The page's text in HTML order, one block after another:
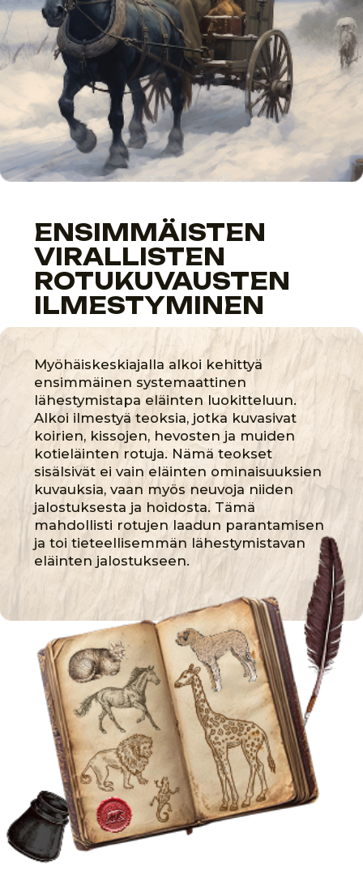
Kissat tulivat myös suosituiksi
lemmikeiksi, erityisesti kaupungeissa,
joissa ne jatkoivat taistelua jyrsijöitä
vastaan. Joissakin kulttuureissa kissoja
pidettiin pyhinä eläiminä, mikä vain lisäsi
niiden viehätystä kodinomistajille. Niiden
symboliikka suojelijoina ja mystisinä
olentoina jatkoi vahvistumistaan, antaen
kissoille erityisen roolin kodeissa.
Myöhäiskeskiaika oli aikakausi, jolloin
suhteet ihmisten ja eläinten välillä
monimutkaistuivat merkittävästi.
Kotieläinten jalostusperinteet, rotujen
luokittelun yritykset ja eläinten kasvava
merkitys lemmikkeinä muodostivat
perustan myöhemmille muutoksille
Euroopan sosiaalis-kulttuurisissa
rakenteissa. Nämä muutokset vaikuttivat
tulevaisuudessa merkittävästi ihmisen ja
eläimen suhteiden uusien
lähestymistapojen kehittymiseen
seuraavilla aikakausilla.
KESKIAIKA